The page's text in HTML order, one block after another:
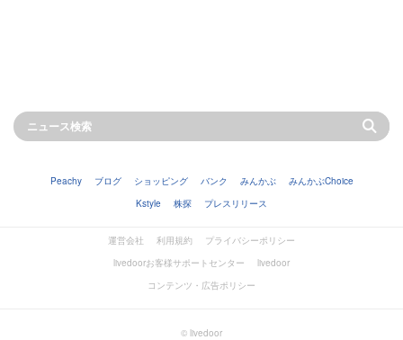
Peachy ブログ ショッピング バンク みんかぶ
みんかぶChoice
Kstyle
株探 プレスリリース
運営会社 利用規約
プライバシーポリシー
livedoorお客様サポートセンター
livedoor
コンテンツ・広告ポリシー
© livedoor